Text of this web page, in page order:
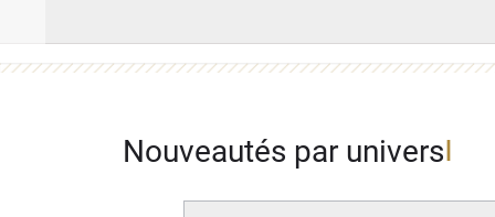
Nouveautés par univers